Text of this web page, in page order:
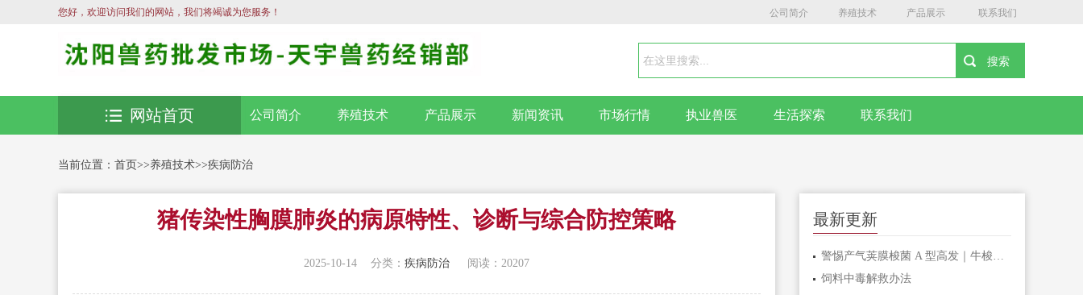
您好，欢迎访问我们的网站，我们将竭诚为您服务！ 公司简介 养殖技术 产品展示 联系我们
公司简介 养殖技术 产品展示 新闻资讯 市场行情 执业兽医 生活探索 联系我们
网站首页
当前位置： 首页>>养殖技术>>疾病防治
猪传染性胸膜肺炎的病原特性、诊断与综合防控策略
2025-10-14 分类：疾病防治 阅读：20207
最新更新
饲料中毒解救办法